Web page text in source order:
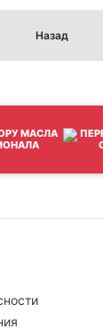
Назад
МАСЛА